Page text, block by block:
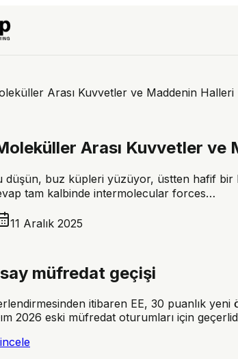
Arası Kuvvetler ve Maddenin Halleri
Arası Kuvvetler ve
buz küpleri yüzüyor, üstten hafif bir
tam kalbinde intermolecular forces…
11 Aralık 2025
müfredat geçişi
itibaren EE, 30 puanlık
2026 eski müfredat oturumları için